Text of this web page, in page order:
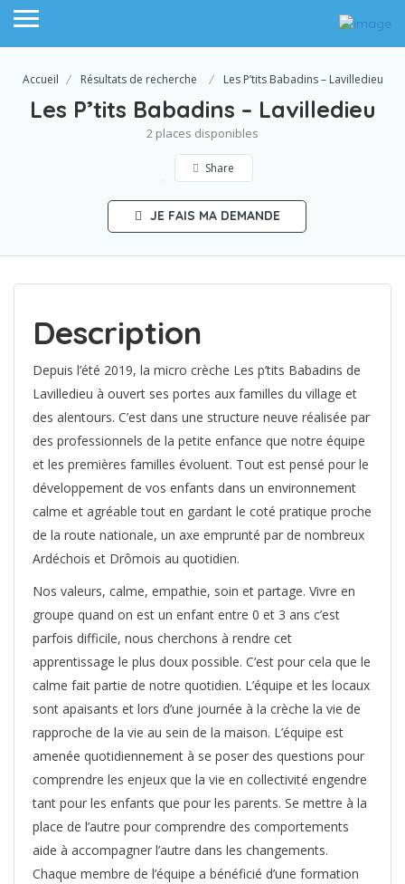
Accueil Résultats de recherche Les P’tits Babadins – Lavilledieu
Les P’tits Babadins – Lavilledieu
2 places disponibles
Share
JE FAIS MA DEMANDE
Description
Depuis l’été 2019, la micro crèche Les p’tits Babadins de
Lavilledieu à ouvert ses portes aux familles du village et
des alentours. C’est dans une structure neuve réalisée par
des professionnels de la petite enfance que notre équipe
et les premières familles évoluent. Tout est pensé pour le
développement de vos enfants dans un environnement
calme et agréable tout en gardant le coté pratique proche
de la route nationale, un axe emprunté par de nombreux
Ardéchois et Drômois au quotidien.
Nos valeurs, calme, empathie, soin et partage. Vivre en
groupe quand on est un enfant entre 0 et 3 ans c’est
parfois difficile, nous cherchons à rendre cet
apprentissage le plus doux possible. C’est pour cela que le
calme fait partie de notre quotidien. L’équipe et les locaux
sont apaisants et lors d’une journée à la crèche la vie de
rapproche de la vie au sein de la maison. L’équipe est
amenée quotidiennement à se poser des questions pour
comprendre les enjeux que la vie en collectivité engendre
tant pour les enfants que pour les parents. Se mettre à la
place de l’autre pour comprendre des comportements
aide à accompagner l’autre dans les changements.
Chaque membre de l’équipe a bénéficié d’une formation